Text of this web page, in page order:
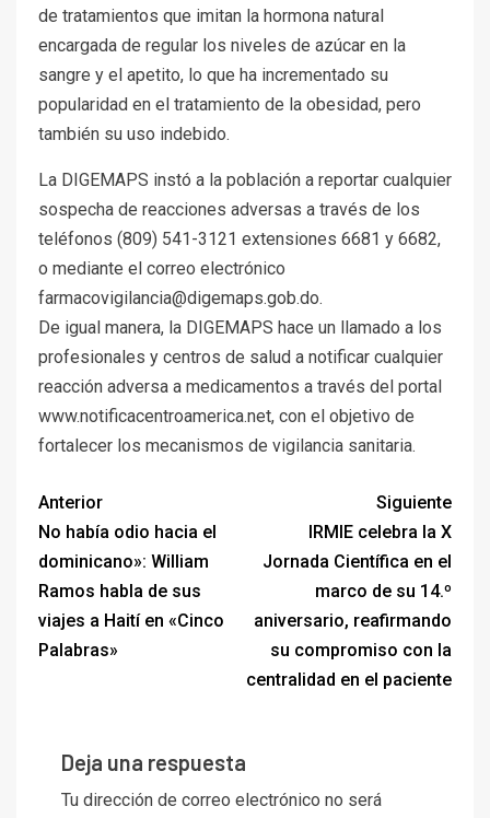
de tratamientos que imitan la hormona natural
encargada de regular los niveles de azúcar en la
sangre y el apetito, lo que ha incrementado su
popularidad en el tratamiento de la obesidad, pero
también su uso indebido.
La DIGEMAPS instó a la población a reportar cualquier
sospecha de reacciones adversas a través de los
teléfonos (809) 541-3121 extensiones 6681 y 6682,
o mediante el correo electrónico
farmacovigilancia@digemaps.gob.do.
De igual manera, la DIGEMAPS hace un llamado a los
profesionales y centros de salud a notificar cualquier
reacción adversa a medicamentos a través del portal
www.notificacentroamerica.net, con el objetivo de
fortalecer los mecanismos de vigilancia sanitaria.
Anterior
No había odio hacia el
dominicano»: William
Ramos habla de sus
viajes a Haití en «Cinco
Palabras»
Siguiente
IRMIE celebra la X
Jornada Científica en el
marco de su 14.º
aniversario, reafirmando
su compromiso con la
centralidad en el paciente
Deja una respuesta
Tu dirección de correo electrónico no será